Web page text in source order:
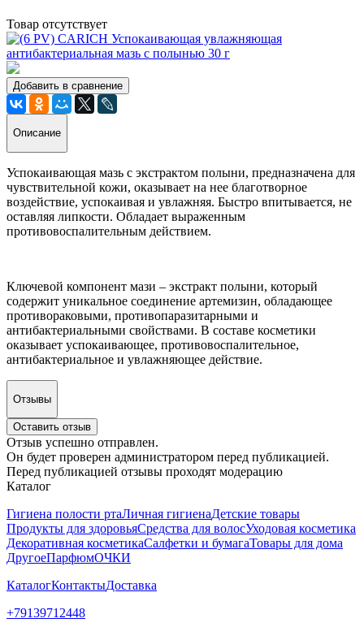
Товар отсутствует
Добавить в сравнение
Описание
Успокаивающая мазь с экстрактом полыни, предназначена для
чувствительной кожи, оказывает на нее благотворное
воздействие, успокаивая и увлажняя. Быстро впитывается, не
оставляя липкости. Обладает выраженным
противовоспалительным действием.
Ключевой компонент мази – экстракт полыни, который
содержит уникальное соединение артемизин, обладающее
противораковыми, противопаразитарными и
антибактериальными свойствами. В составе косметики
оказывает успокаивающее, противовоспалительное,
антибактериальное и увлажняющее действие.
Отзывы
Оставить отзыв
Отзыв успешно отправлен.
Он будет проверен администратором перед публикацией.
Перед публикацией отзывы проходят модерацию
Каталог
Гигиена полости ртаЛичная гигиенаДетские товары
Продукты для здоровьяСредства для волосУходовая косметика
Декоративная косметикаСалфетки и бумагаТовары для дома
ДругоеПарфюмОЧКИ
КаталогКонтактыДоставка
+79139712448